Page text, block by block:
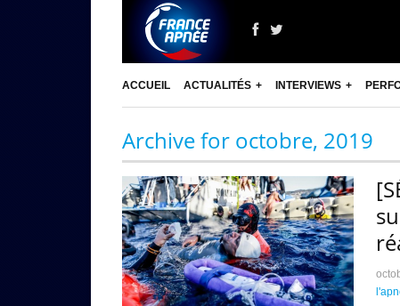
ACCUEIL ACTUALITÉS INTERVIEWS
Archive for octobre, 2019